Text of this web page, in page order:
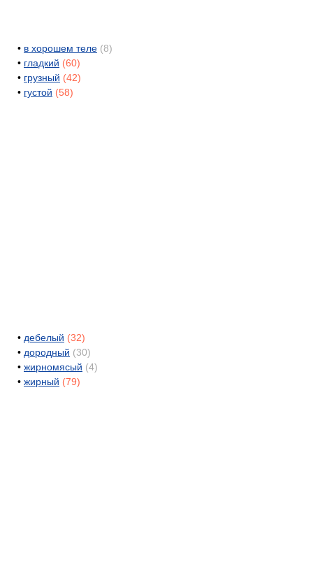
• в хорошем теле (8)
• гладкий (60)
• грузный (42)
• густой (58)
• дебелый (32)
• дородный (30)
• жирномясый (4)
• жирный (79)